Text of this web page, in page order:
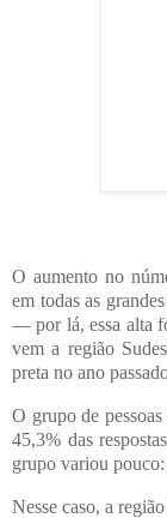
O aumento no
em todas as
— por lá, essa alta
vem a região
preta no ano
O grupo de
45,3% das
grupo variou
Nesse caso, a